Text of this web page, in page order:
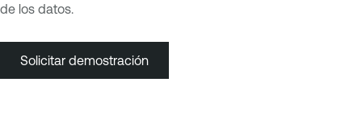
de los datos.
Solicitar demostración